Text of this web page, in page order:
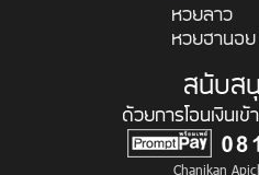
หวยลาว
หวยฮานอย
สนับส
ด้วยการโอนเงินเ
Chanikan